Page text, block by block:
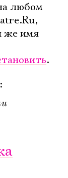
любом
же имя
.